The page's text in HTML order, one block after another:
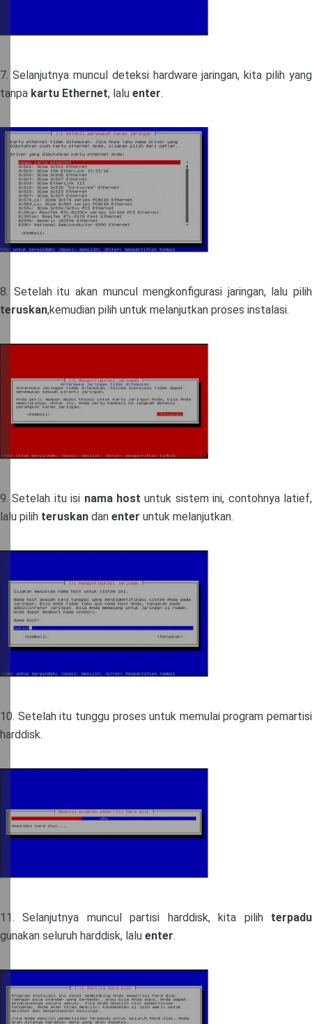
7. Selanjutnya muncul deteksi hardware jaringan, kita pilih yang
tanpa kartu Ethernet, lalu enter.
8. Setelah itu akan muncul mengkonfigurasi jaringan, lalu pilih
teruskan,kemudian pilih untuk melanjutkan proses instalasi.
9. Setelah itu isi nama host untuk sistem ini, contohnya latief,
lalu pilih teruskan dan enter untuk melanjutkan.
10. Setelah itu tunggu proses untuk memulai program pemartisi
harddisk.
11. Selanjutnya muncul partisi harddisk, kita pilih terpadu
gunakan seluruh harddisk, lalu enter.